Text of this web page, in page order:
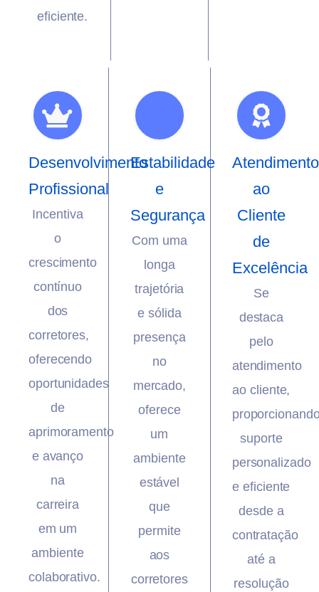
eficiente.
Desenvolvimento
Profissional
Incentiva
o
crescimento
contínuo
dos
corretores,
oferecendo
oportunidades
de
aprimoramento
e avanço
na
carreira
em um
ambiente
colaborativo.
Estabilidade
e
Segurança
Com uma
longa
trajetória
e sólida
presença
no
mercado,
oferece
um
ambiente
estável
que
permite
aos
corretores
Atendimento
ao
Cliente
de
Excelência
Se
destaca
pelo
atendimento
ao cliente,
suporte
personalizado
e eficiente
desde a
contratação
até a
resolução